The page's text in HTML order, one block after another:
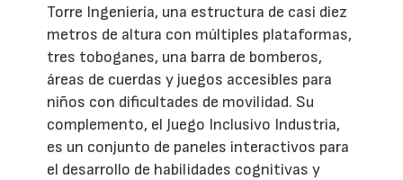
Torre Ingeniería, una estructura de casi diez
metros de altura con múltiples plataformas,
tres toboganes, una barra de bomberos,
áreas de cuerdas y juegos accesibles para
niños con dificultades de movilidad. Su
complemento, el Juego Inclusivo Industria,
es un conjunto de paneles interactivos para
el desarrollo de habilidades cognitivas y